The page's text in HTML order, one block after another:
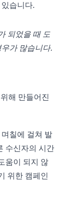
습니다.
되었을 때 도
가 많습니다.
해 만들어진
칠에 걸쳐 발
수신자의 시간
움이 되지 않
위한 캠페인